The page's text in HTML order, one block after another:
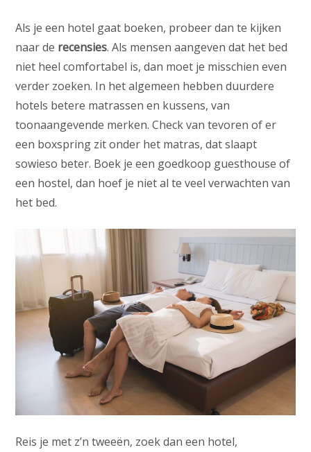
Als je een hotel gaat boeken, probeer dan te kijken
naar de recensies. Als mensen aangeven dat het bed
niet heel comfortabel is, dan moet je misschien even
verder zoeken. In het algemeen hebben duurdere
hotels betere matrassen en kussens, van
toonaangevende merken. Check van tevoren of er
een boxspring zit onder het matras, dat slaapt
sowieso beter. Boek je een goedkoop guesthouse of
een hostel, dan hoef je niet al te veel verwachten van
het bed.
Reis je met z’n tweeën, zoek dan een hotel,